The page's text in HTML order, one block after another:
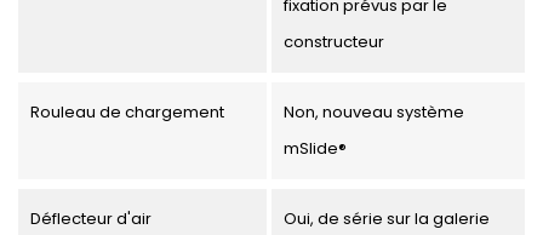
fixation prévus par le
constructeur
Rouleau de chargement
Non, nouveau système
mSlide®
Déflecteur d'air Oui, de série sur la galerie